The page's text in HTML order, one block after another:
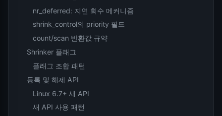
nr_deferred: 지연 회수 메커니즘
shrink_control의 priority 필드
count/scan 반환값 규약
Shrinker 플래그
플래그 조합 패턴
등록 및 해제 API
Linux 6.7+ 새 API
새 API 사용 패턴